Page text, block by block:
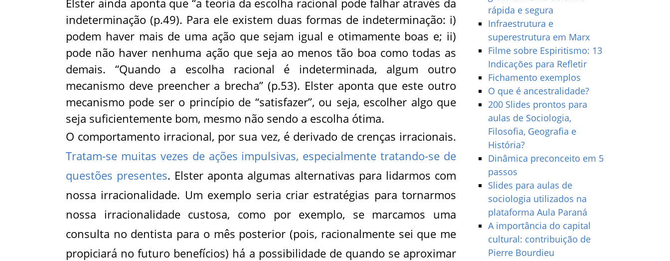
Elster ainda aponta que “a teoria da escolha racional pode falhar através da
indeterminação (p.49). Para ele existem duas formas de indeterminação: i)
podem haver mais de uma ação que sejam igual e otimamente boas e; ii)
pode não haver nenhuma ação que seja ao menos tão boa como todas as
demais. “Quando a escolha racional é indeterminada, algum outro
mecanismo deve preencher a brecha” (p.53). Elster aponta que este outro
mecanismo pode ser o princípio de “satisfazer”, ou seja, escolher algo que
seja suficientemente bom, mesmo não sendo a escolha ótima.
O comportamento irracional, por sua vez, é derivado de crenças irracionais.
Tratam-se muitas vezes de ações impulsivas, especialmente tratando-se de
questões presentes. Elster aponta algumas alternativas para lidarmos com
nossa irracionalidade. Um exemplo seria criar estratégias para tornarmos
nossa irracionalidade custosa, como por exemplo, se marcamos uma
consulta no dentista para o mês posterior (pois, racionalmente sei que me
propiciará no futuro benefícios) há a possibilidade de quando se aproximar
rápida e segura
Infraestrutura e
superestrutura em Marx
Filme sobre Espiritismo: 13
Indicações para Refletir
Fichamento exemplos
O que é ancestralidade?
200 Slides prontos para
aulas de Sociologia,
Filosofia, Geografia e
História?
Dinâmica preconceito em 5
passos
Slides para aulas de
sociologia utilizados na
plataforma Aula Paraná
A importância do capital
cultural: contribuição de
Pierre Bourdieu